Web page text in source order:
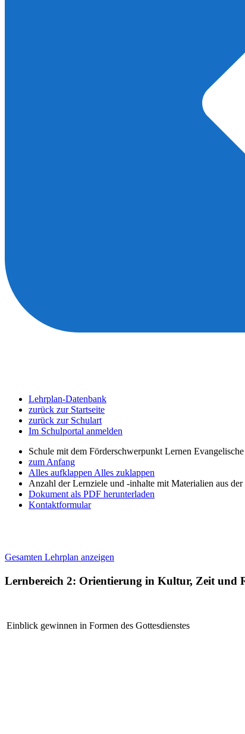
Lehrplan-Datenbank
zurück zur Startseite
zurück zur Schulart
Im Schulportal anmelden
Schule mit dem Förderschwerpunkt Lernen
zum Anfang
Alles aufklappen Alles zuklappen
Anzahl der Lernziele und -inhalte mit Materialien aus
Dokument als PDF herunterladen
Kontaktformular
Gesamten Lehrplan anzeigen
Lernbereich 2: Orientierung in Kultur, Zeit und
Einblick gewinnen in Formen des Gottesdienstes